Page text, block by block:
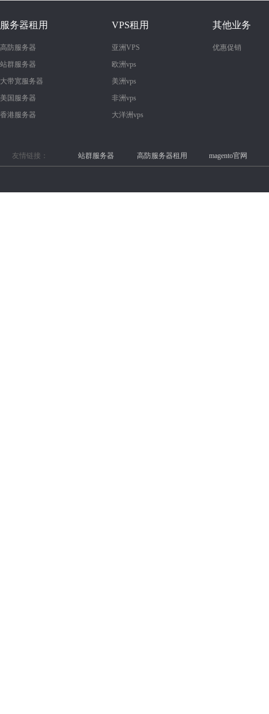
服务器租用
高防服务器
站群服务器
大带宽服务器
美国服务器
香港服务器
VPS租用
亚洲VPS
欧洲vps
美洲vps
非洲vps
大洋洲vps
其他业务
优惠促销
友情链接： 站群服务器 高防服务器租用 magento官网